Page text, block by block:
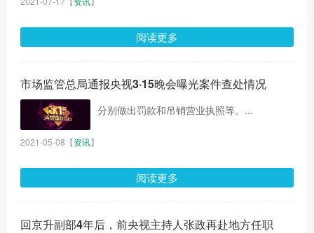
阅读更多
市场监管总局通报央视3·15晚会曝光案件查处情况
分别做出罚款和吊销营业执照等。...
2021-05-08 【资讯】
阅读更多
回京升副部4年后，前央视主持人张政再赴地方任职